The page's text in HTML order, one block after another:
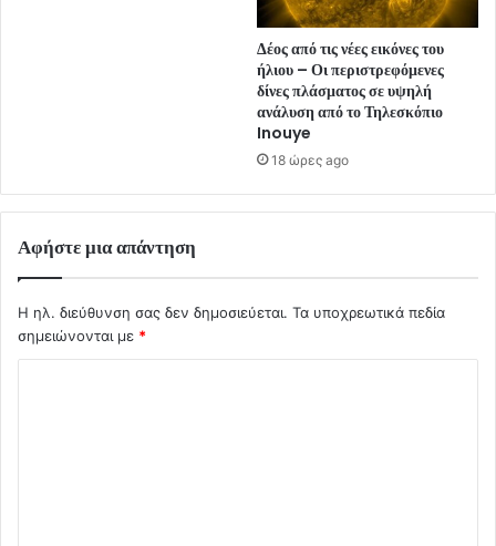
Δέος από τις νέες εικόνες του
ήλιου – Οι περιστρεφόμενες
δίνες πλάσματος σε υψηλή
ανάλυση από το Τηλεσκόπιο
Inouye
18 ώρες ago
Αφήστε μια απάντηση
Η ηλ. διεύθυνση σας δεν δημοσιεύεται. Τα υποχρεωτικά πεδία
σημειώνονται με *